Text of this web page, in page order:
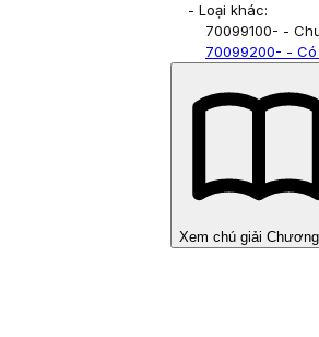
- Loại khác:
70099100- -
70099200- -
Xem chú giải